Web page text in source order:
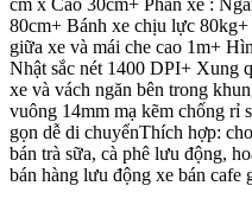
cm x Cao 30cm+ Phần xe :
80cm+ Bánh xe chịu lực
giữa xe và mái che cao 1m+
Nhật sắc nét 1400 DPI+ Xung
xe và vách ngăn bên trong
vuông 14mm mạ kẽm chống rỉ
gọn dễ di chuyểnThích hợp:
bán trà sữa, cà phê lưu động,
bán hàng lưu động xe bán cafe